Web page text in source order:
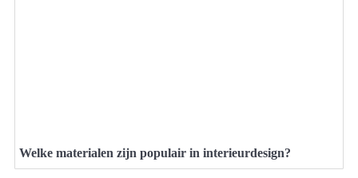
Welke materialen zijn populair in interieurdesign?